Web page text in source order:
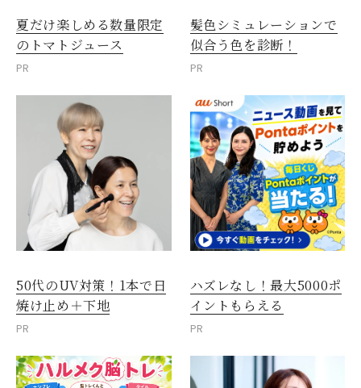
夏だけ楽しめる数量限定
のトマトジュース
PR
髪色シミュレーションで
似合う色を診断！
PR
50代のUV対策！1本で日
焼け止め＋下地
PR
ハズレなし！最大5000ポ
イントもらえる
PR